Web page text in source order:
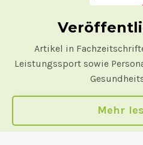
Artikel in
Leistungssport sowie
Mehr